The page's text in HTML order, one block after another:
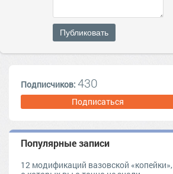
Публиковать
Подписчиков: 430
Подписаться
Популярные записи
12 модификаций вазовской «копейки»,